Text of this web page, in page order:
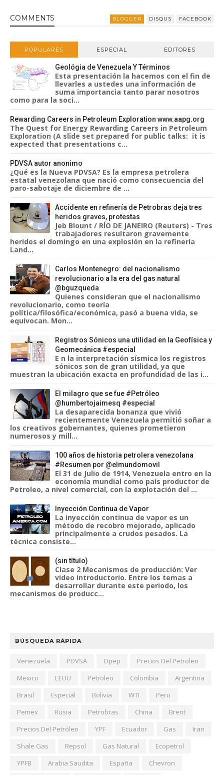
COMMENTS BLOGGER DISQUS FACEBOOK
POPULARES ESPECIAL EDITORES
Geológia de Venezuela Y Términos
Esta presentación la hacemos con el fin de
llevarles a ustedes una información de
suma importancia tanto parar nosotros
como para la soci...
Rewarding Careers in Petroleum Exploration www.aapg.org
The Quest for Energy Rewarding Careers in Petroleum
Exploration (A slide set prepared for public talks: it is
expected that presentations c...
PDVSA autor anonimo
¿Qué es la Nueva PDVSA? Es la empresa petrolera
estatal venezolana que nació como consecuencia del
paro-sabotaje de diciembre de ...
Accidente en refinería de Petrobras deja tres
heridos graves, protestas
Jeb Blount / RÍO DE JANEIRO (Reuters) - Tres
trabajadores resultaron gravemente
heridos el domingo en una explosión en la refinería
Land...
Carlos Montenegro: del nacionalismo
revolucionario a la era del gas natural
@bguzqueda
Quienes consideran que el nacionalismo
revolucionario, como teoría
política/filosófica/económica, pasó a buena vida, se
equivocan. Mon...
Registros Sónicos una utilidad en la Geofísica y
Geomecánica #especial
E n la interpretación sísmica los registros
sónicos son de gran utilidad, ya que
muestran la ubicación exacta en profundidad de las i...
El milagro que se fue #Petróleo
@humbertojaimesq #especial
La desaparecida bonanza que vivió
recientemente Venezuela permitió soñar a
los creativos gobernantes, quienes prometieron
numerosos y mill...
100 años de historia petrolera venezolana
#Resumen por @elmundomovil
El 31 de Julio de 1914, Venezuela entro en la
economía mundial como país productor de
Petroleo, a nivel comercial, con la explotación del ...
Inyección Continua de Vapor
La inyección continua de vapor es un
método de recobro mejorado, aplicado
principalmente a crudos pesados. La
técnica consiste...
(sin título)
Clase 2 Mecanismos de producción: Ver
video introductorio. Entre los temas a
desarrollar durante este periodo, los
mecanismos de producc...
BÚSQUEDA RÁPIDA
Venezuela PDVSA Opep
Precios Del Petroleo
Mexico
EEUU Petroleo Colombia
Argentina
Brasil
Especial Bolivia WTI
Peru
Pemex
Rusia Petrobras China
Brent
Precios Del Petróleo
YPF Ecuador Gas
Iran
Shale Gas
Repsol Gas Natural
Ecopetrol
YPFB
Arabia Saudita España
Chevron